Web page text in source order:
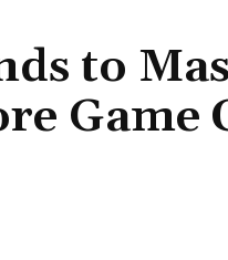
to
Game